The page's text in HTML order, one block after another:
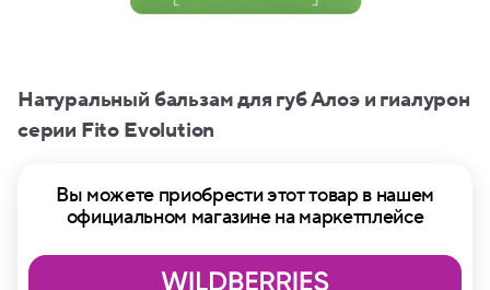
Натуральный бальзам для губ Алоэ и гиалурон
серии Fito Evolution
Вы можете приобрести этот товар в нашем
официальном магазине на маркетплейсе